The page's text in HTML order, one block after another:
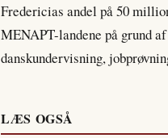
Fredericias andel på 50
MENAPT-landene på grund
danskundervisning,
LÆS OGSÅ